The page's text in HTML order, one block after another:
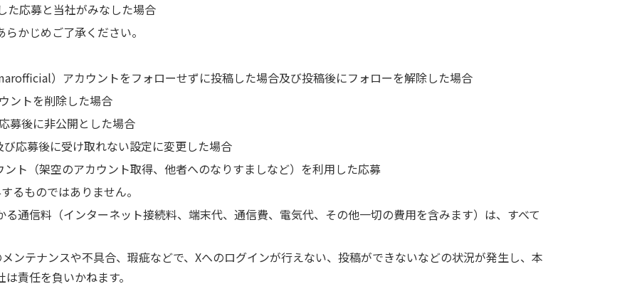
た応募と当社がみなした場合
かじめご了承ください。
）アカウントをフォローせずに投稿した場合及び投稿後にフォローを解除した場合
ントを削除した場合
募後に非公開とした場合
応募後に受け取れない設定に変更した場合
ト（架空のアカウント取得、他者へのなりすましなど）を利用した応募
るものではありません。
通信料（インターネット接続料、端末代、通信費、電気代、その他一切の費用を含みます）は、すべて
ンテナンスや不具合、瑕疵などで、Xへのログインが行えない、投稿ができないなどの状況が発生し、本
責任を負いかねます。